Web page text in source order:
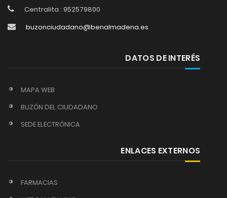
Centralita : 952579800
buzonciudadano@benalmadena.es
DATOS DE INTERÉS
MAPA WEB
BUZÓN DEL CIUDADANO
SEDE ELECTRÓNICA
ENLACES EXTERNOS
FARMACIAS